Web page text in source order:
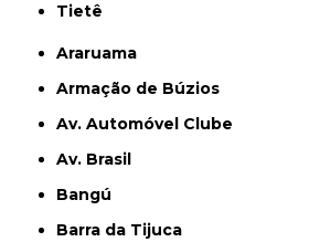
Tietê
Araruama
Armação de Búzios
Av. Automóvel Clube
Av. Brasil
Bangú
Barra da Tijuca